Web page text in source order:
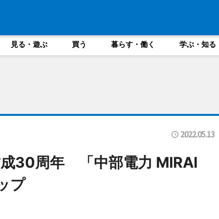
見る・遊ぶ 買う 暮らす・働く 学ぶ・知る
2022.05.13
30周年 「中部電力 MIRAI
プ